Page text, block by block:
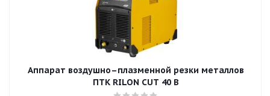
Аппарат воздушно–плазменной резки металлов
ПТК RILON CUT 40 B